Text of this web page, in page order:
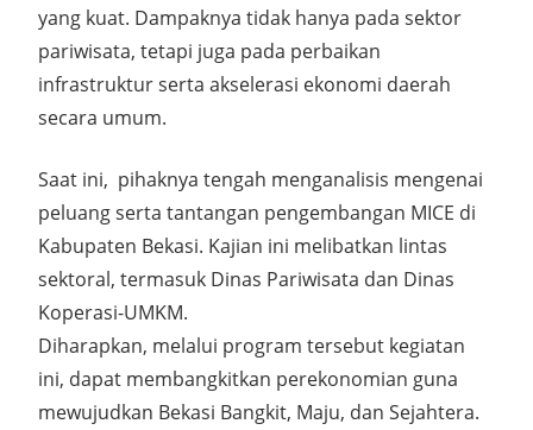
yang kuat. Dampaknya tidak hanya pada sektor
pariwisata, tetapi juga pada perbaikan
infrastruktur serta akselerasi ekonomi daerah
secara umum.
Saat ini, pihaknya tengah menganalisis mengenai
peluang serta tantangan pengembangan MICE di
Kabupaten Bekasi. Kajian ini melibatkan lintas
sektoral, termasuk Dinas Pariwisata dan Dinas
Koperasi-UMKM.
Diharapkan, melalui program tersebut kegiatan
ini, dapat membangkitkan perekonomian guna
mewujudkan Bekasi Bangkit, Maju, dan Sejahtera.